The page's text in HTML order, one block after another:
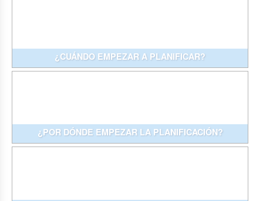
¿CUÁNDO EMPEZAR A PLANIFICAR?
¿POR DÓNDE EMPEZAR LA PLANIFICACIÓN?